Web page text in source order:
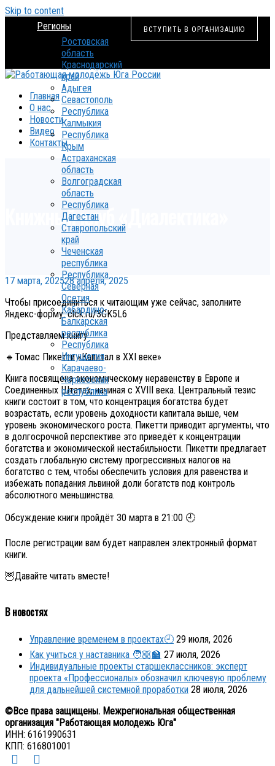
Skip to content
ВСТУПИТЬ В ОРГАНИЗАЦИЮ
Регионы
Ростовская
область
Краснодарский
край
Адыгея
Севастополь
Республика
Калмыкия
Республика
Крым
Астраханская
область
Волгоградская
область
Республика
Дагестан
Ставропольский
край
Чеченская
республика
Республика
Северная
Осетия
Кабардино-
Балкарская
республика
Республика
Ингушетия
Карачаево-
Черкесская
республика
Главная
О нас
Новости
Видео
Контакты
Книжный клуб «Диалектика»
17 марта, 202528 апреля, 2025
Чтобы присоединиться к читающим уже сейчас, заполните
Яндекс-форму: clck.ru/3GK5L6
Представляем книгу
🔹Томас Пикетти «Капитал в XXI веке»
Книга посвящена экономическому неравенству в Европе и
Соединенных Штатах, начиная с XVIII века. Центральный тезис
книги состоит в том, что концентрация богатства будет
возрастать, если уровень доходности капитала выше, чем
уровень экономического роста. Пикетти приводит аргументы, что
в долгосрочной перспективе это приведёт к концентрации
богатства и экономической нестабильности. Пикетти предлагает
создать глобальную систему прогрессивных налогов на
богатство с тем, чтобы обеспечить условия для равенства и
избежать попадания львиной доли богатств под контроль
абсолютного меньшинства.
Обсуждение книги пройдёт 30 марта в 21:00 🕘
После регистрации вам будет направлен электронный формат
книги.
🦉Давайте читать вместе!
В новостях
Управление временем в проектах🕘 29 июля, 2026
Как учиться у наставника 🧑🏼‍🏫 27 июля, 2026
Индивидуальные проекты старшеклассников: эксперт
проекта «Профессионалы» обозначил ключевую проблему
для дальнейшей системной проработки 28 июля, 2026
©Все права защищены. Межрегиональная общественная
организация "Работающая молодежь Юга"
ИНН: 6161990631
КПП: 616801001